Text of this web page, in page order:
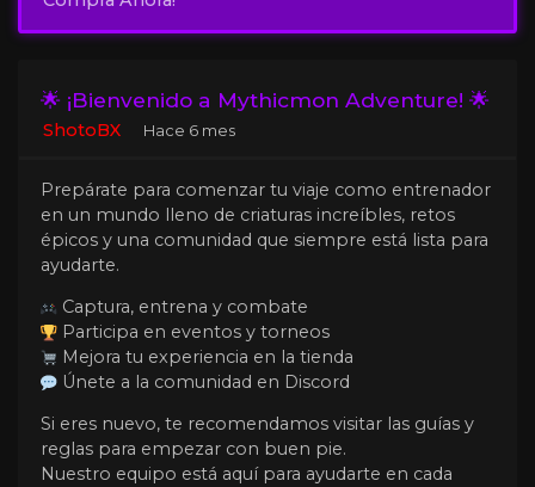
🌟 ¡Bienvenido a Mythicmon Adventure! 🌟
ShotoBX Hace 6 mes
Prepárate para comenzar tu viaje como entrenador
en un mundo lleno de criaturas increíbles, retos
épicos y una comunidad que siempre está lista para
ayudarte.
Captura, entrena y combate
Participa en eventos y torneos
Mejora tu experiencia en la tienda
Únete a la comunidad en Discord
Si eres nuevo, te recomendamos visitar las guías y
reglas para empezar con buen pie.
Nuestro equipo está aquí para ayudarte en cada